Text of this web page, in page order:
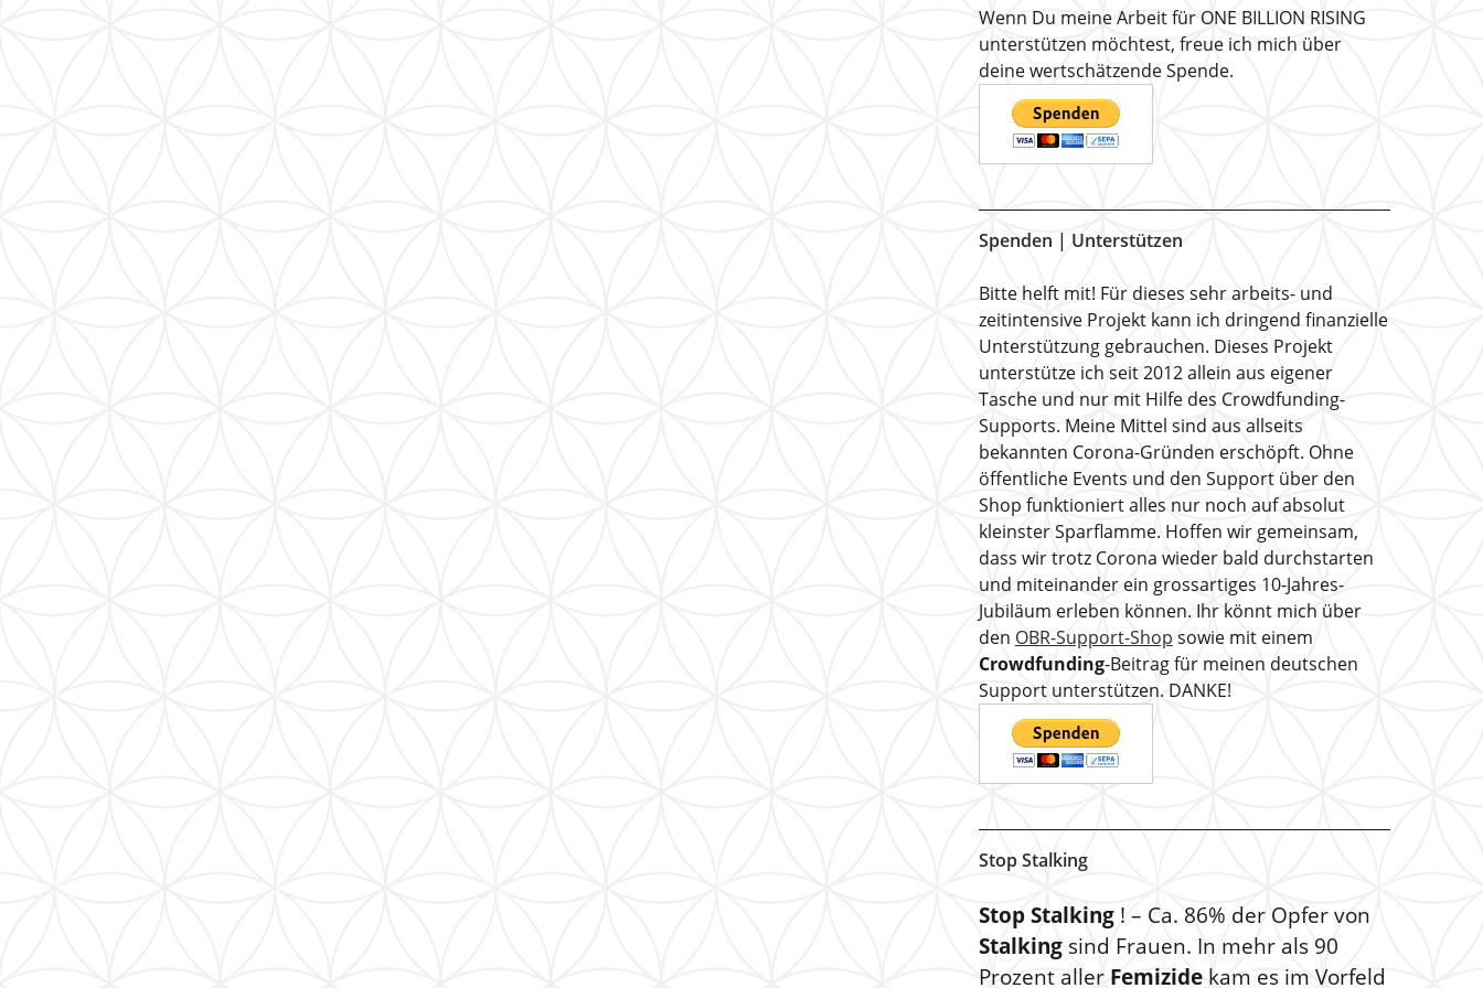
Wenn Du meine Arbeit für ONE BILLION RISING
unterstützen möchtest, freue ich mich über
deine wertschätzende Spende.
Spenden | Unterstützen
Bitte helft mit! Für dieses sehr arbeits- und
zeitintensive Projekt kann ich dringend finanzielle
Unterstützung gebrauchen. Dieses Projekt
unterstütze ich seit 2012 allein aus eigener
Tasche und nur mit Hilfe des Crowdfunding-
Supports. Meine Mittel sind aus allseits
bekannten Corona-Gründen erschöpft. Ohne
öffentliche Events und den Support über den
Shop funktioniert alles nur noch auf absolut
kleinster Sparflamme. Hoffen wir gemeinsam,
dass wir trotz Corona wieder bald durchstarten
und miteinander ein grossartiges 10-Jahres-
Jubiläum erleben können. Ihr könnt mich über
den OBR-Support-Shop sowie mit einem
Crowdfunding-Beitrag für meinen deutschen
Support unterstützen. DANKE!
Stop Stalking
Stop Stalking! – Ca. 86% der Opfer von
Stalkingsind Frauen. In mehr als 90
Prozent aller Femizidekam es im Vorfeld